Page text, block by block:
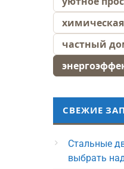
частный
СВЕЖИЕ
Стальные
выбрать